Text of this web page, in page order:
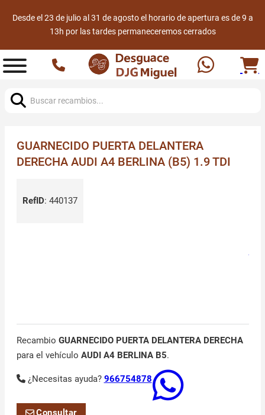
Desde el 23 de julio al 31 de agosto el horario de apertura es de 9 a
13h por las tardes permaneceremos cerrados
GUARNECIDO PUERTA DELANTERA
DERECHA AUDI A4 BERLINA (B5) 1.9 TDI
RefID: 440137
Recambio GUARNECIDO PUERTA DELANTERA DERECHA
para el vehículo AUDI A4 BERLINA B5.
¿Necesitas ayuda? 966754878
Consultar